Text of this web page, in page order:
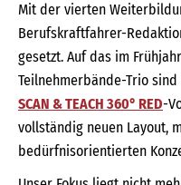
Mit der vierten
Berufskraftfahrer-
gesetzt. Auf das im
Teilnehmerbände-Trio
SCAN & TEACH 360° RED-
vollständig neuen Layout,
bedürfnisorientierten